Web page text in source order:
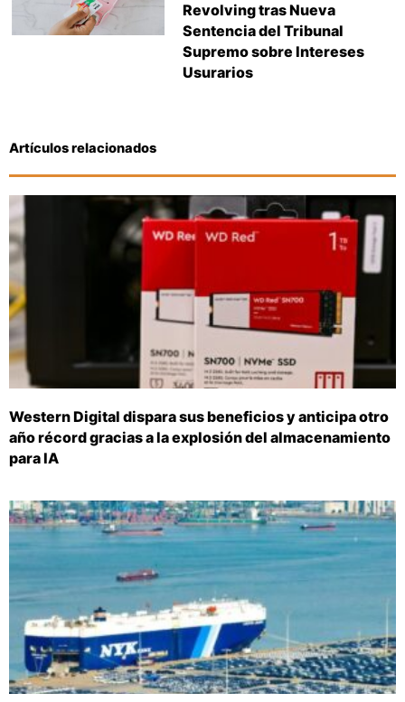
Revolving tras Nueva
Sentencia del Tribunal
Supremo sobre Intereses
Usurarios
Artículos relacionados
Western Digital dispara sus beneficios y anticipa otro
año récord gracias a la explosión del almacenamiento
para IA